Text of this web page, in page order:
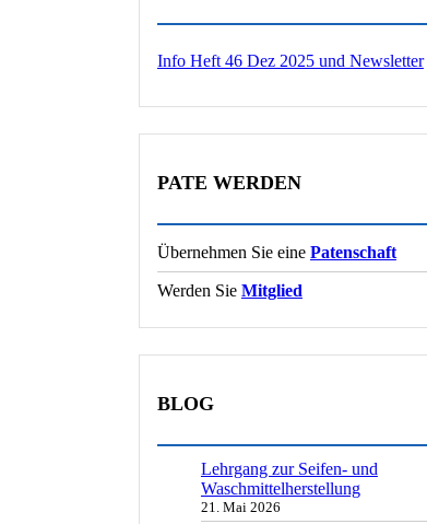
Info Heft 46 Dez 2025 und Newsletter
PATE WERDEN
Übernehmen Sie eine Patenschaft
Werden Sie Mitglied
BLOG
Lehrgang zur Seifen- und
Waschmittelherstellung
21. Mai 2026